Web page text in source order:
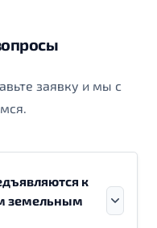
заявку и мы с
к
земельным